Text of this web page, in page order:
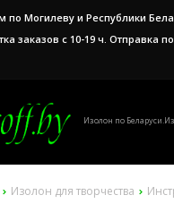
по Могилеву и Республики
заказов с 10-19 ч. Отправка
Изолон по
Изолон для творчества